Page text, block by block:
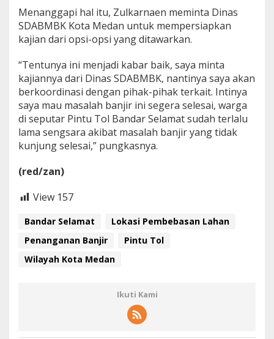
Menanggapi hal itu, Zulkarnaen meminta Dinas
SDABMBK Kota Medan untuk mempersiapkan
kajian dari opsi-opsi yang ditawarkan.
“Tentunya ini menjadi kabar baik, saya minta
kajiannya dari Dinas SDABMBK, nantinya saya akan
berkoordinasi dengan pihak-pihak terkait. Intinya
saya mau masalah banjir ini segera selesai, warga
di seputar Pintu Tol Bandar Selamat sudah terlalu
lama sengsara akibat masalah banjir yang tidak
kunjung selesai,” pungkasnya.
(red/zan)
View 157
Bandar Selamat
Lokasi Pembebasan Lahan
Penanganan Banjir
Pintu Tol
Wilayah Kota Medan
Ikuti Kami